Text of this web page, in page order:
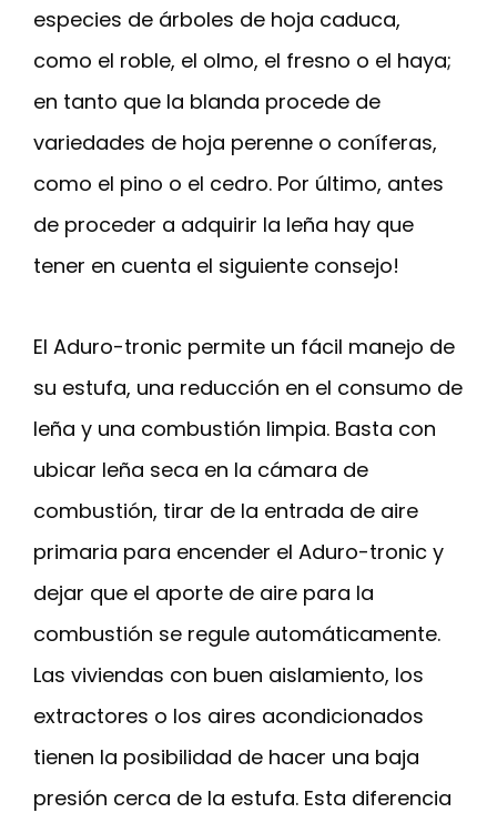
especies de árboles de hoja caduca,
como el roble, el olmo, el fresno o el haya;
en tanto que la blanda procede de
variedades de hoja perenne o coníferas,
como el pino o el cedro. Por último, antes
de proceder a adquirir la leña hay que
tener en cuenta el siguiente consejo!
El Aduro-tronic permite un fácil manejo de
su estufa, una reducción en el consumo de
leña y una combustión limpia. Basta con
ubicar leña seca en la cámara de
combustión, tirar de la entrada de aire
primaria para encender el Aduro-tronic y
dejar que el aporte de aire para la
combustión se regule automáticamente.
Las viviendas con buen aislamiento, los
extractores o los aires acondicionados
tienen la posibilidad de hacer una baja
presión cerca de la estufa. Esta diferencia